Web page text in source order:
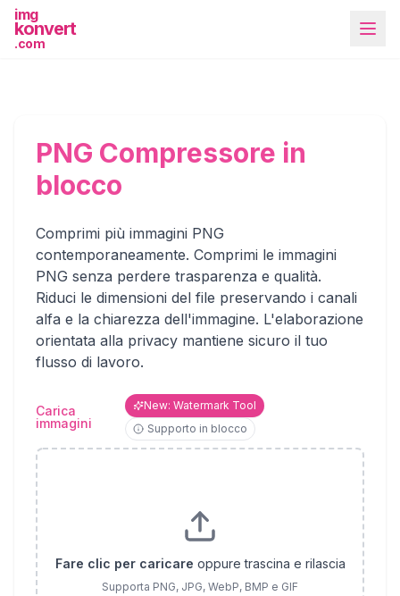
img
konvert
.com
PNG Compressore in
blocco
Comprimi più immagini PNG
contemporaneamente. Comprimi le immagini
PNG senza perdere trasparenza e qualità.
Riduci le dimensioni del file preservando i canali
alfa e la chiarezza dell'immagine. L'elaborazione
orientata alla privacy mantiene sicuro il tuo
flusso di lavoro.
Carica
immagini
New: Watermark Tool
Supporto in blocco
Fare clic per caricare oppure trascina e rilascia
Supporta PNG, JPG, WebP, BMP e GIF